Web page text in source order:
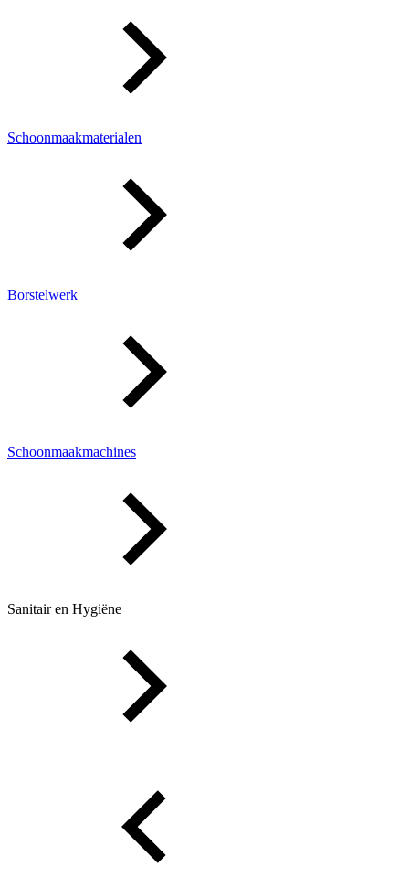
Schoonmaakmaterialen
Borstelwerk
Schoonmaakmachines
Sanitair en Hygiëne